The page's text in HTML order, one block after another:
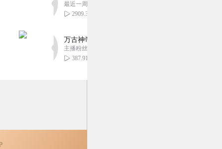
最近一周更新
2909.34万
万古神帝丨玄幻丨热血丨紫襟团队演播丨多人有声
主播粉丝2836万
387.91万